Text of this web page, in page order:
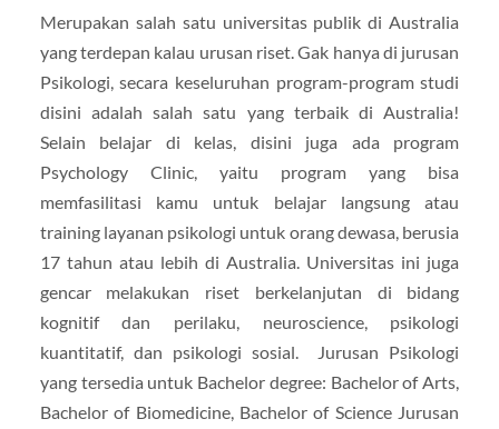
Merupakan salah satu universitas publik di Australia
yang terdepan kalau urusan riset. Gak hanya di jurusan
Psikologi, secara keseluruhan program-program studi
disini adalah salah satu yang terbaik di Australia!
Selain belajar di kelas, disini juga ada program
Psychology Clinic, yaitu program yang bisa
memfasilitasi kamu untuk belajar langsung atau
training layanan psikologi untuk orang dewasa, berusia
17 tahun atau lebih di Australia. Universitas ini juga
gencar melakukan riset berkelanjutan di bidang
kognitif dan perilaku, neuroscience, psikologi
kuantitatif, dan psikologi sosial. Jurusan Psikologi
yang tersedia untuk Bachelor degree: Bachelor of Arts,
Bachelor of Biomedicine, Bachelor of Science Jurusan